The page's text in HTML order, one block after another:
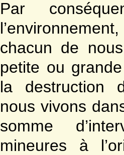
Par
chacun de
petite ou
la destruction
nous vivons
somme
mineures à